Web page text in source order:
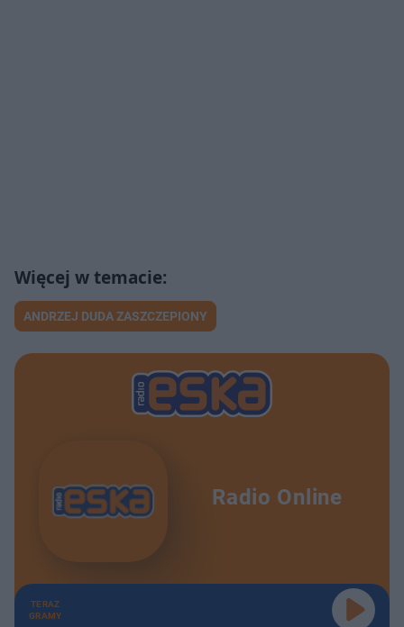
ANDRZEJ DUDA ZASZCZEPIONY
Radio Online
TERAZ
GRAMY